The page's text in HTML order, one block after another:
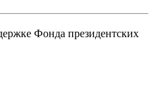
Фонда президентских